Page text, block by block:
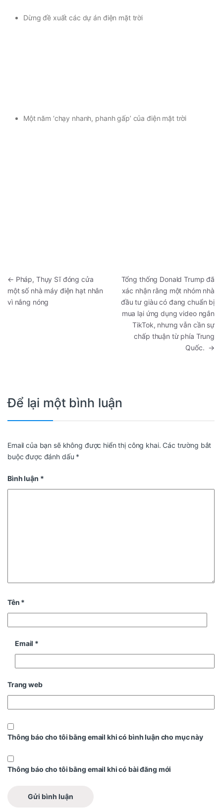
Dừng đề xuất các dự án điện mặt trời
Một năm ‘chạy nhanh, phanh gấp’ của điện mặt trời
← Pháp, Thụy Sĩ đóng cửa
một số nhà máy điện hạt nhân
vì nắng nóng
Tổng thống Donald Trump đã
xác nhận rằng một nhóm nhà
đầu tư giàu có đang chuẩn bị
mua lại ứng dụng video ngắn
TikTok, nhưng vẫn cần sự
chấp thuận từ phía Trung
Quốc. →
Để lại một bình luận
Email của bạn sẽ không được hiển thị công khai. Các trường bắt
buộc được đánh dấu *
Bình luận *
Tên *
Email *
Trang web
Thông báo cho tôi bằng email khi có bình luận cho mục này
Thông báo cho tôi bằng email khi có bài đăng mới